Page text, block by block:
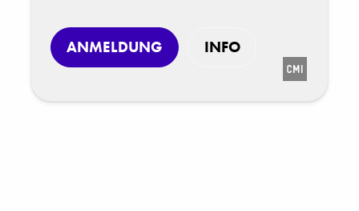
ANMELDUNG INFO